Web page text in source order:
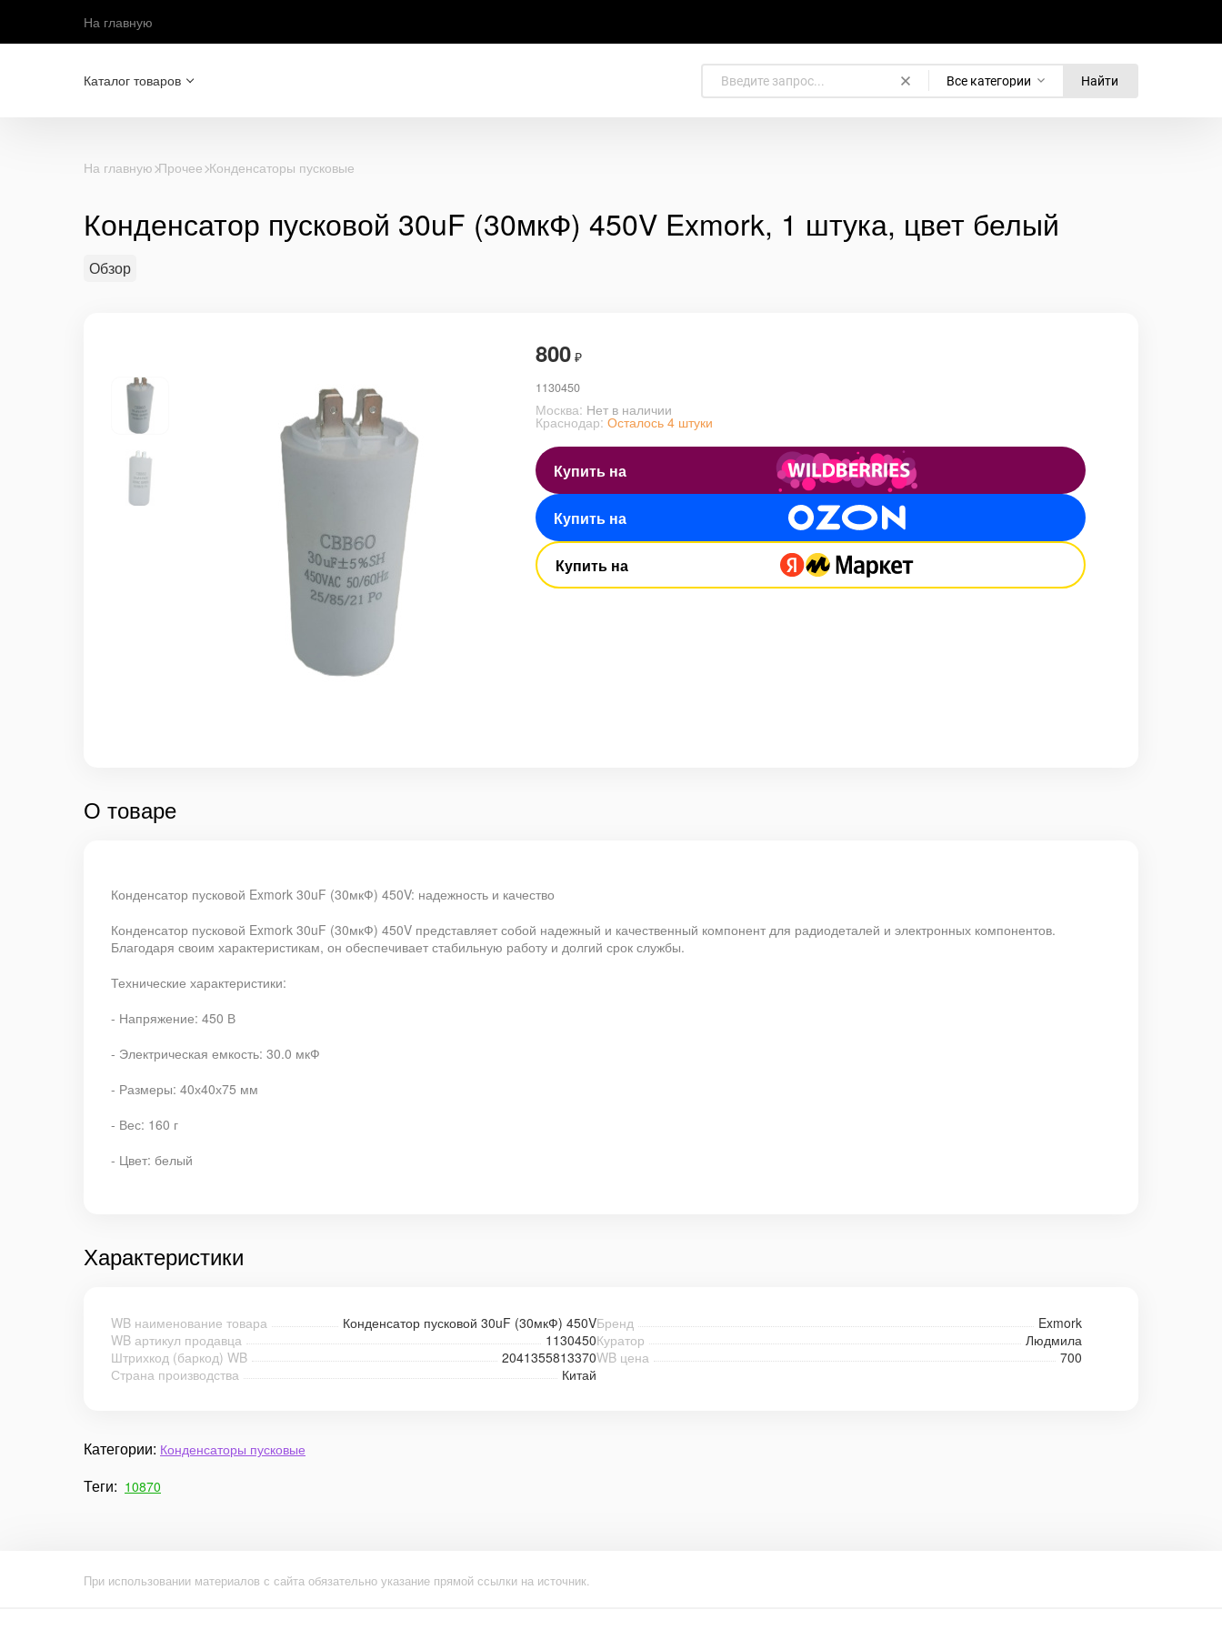
На главную
Каталог товаров Все категории Найти
На главную Прочее Конденсаторы пусковые
Конденсатор пусковой 30uF (30мкФ) 450V Exmork, 1 штука, цвет белый
Обзор
800 ₽
1130450
Москва: Нет в наличии
Краснодар: Осталось 4 штуки
Купить на
Купить на
Купить на
О товаре
Конденсатор пусковой Exmork 30uF (30мкФ) 450V: надежность и качество
Конденсатор пусковой Exmork 30uF (30мкФ) 450V представляет собой надежный и качественный компонент для радиодеталей и электронных компонентов.
Благодаря своим характеристикам, он обеспечивает стабильную работу и долгий срок службы.
Технические характеристики:
- Напряжение: 450 В
- Электрическая емкость: 30.0 мкФ
- Размеры: 40х40х75 мм
- Вес: 160 г
- Цвет: белый
Характеристики
WB наименование товара Конденсатор пусковой 30uF (30мкФ) 450VБренд
Exmork
WB артикул продавца
1130450Куратор
Людмила
Штрихкод (баркод) WB
2041355813370WB цена
700
Страна производства
Китай
Категории: Конденсаторы пусковые
Теги: 10870
При использовании материалов с сайта обязательно указание прямой ссылки на источник.